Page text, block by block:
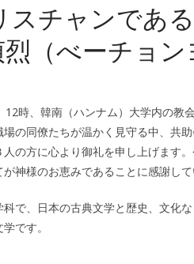
スチャンであ
（べーチョン
時、韓南（ハンナム）大学内の教
の同僚たちが温かく見守る中、共
の方に心より御礼を申し上げます
神様のお恵みであることに感謝して
で、日本の古典文学と歴史、文化
です。